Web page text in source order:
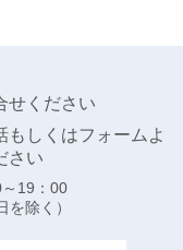
ピック夏季水泳競
せください
もしくはフォームよ
さい
～19：00
除く）